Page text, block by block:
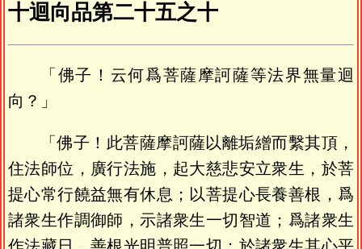
十迴向品第二十五之十
「佛子！云何爲菩薩摩訶薩等法界無量迴
向？」
「佛子！此菩薩摩訶薩以離垢繒而繫其頂，
住法師位，廣行法施，起大慈悲安立衆生，於菩
提心常行饒益無有休息；以菩提心長養善根，爲
諸衆生作調御師，示諸衆生一切智道；爲諸衆生